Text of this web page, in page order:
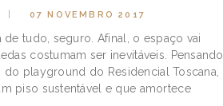
07 NOVEMBRO 2017
tudo, seguro. Afinal, o espaço vai
costumam ser inevitáveis. Pensando
do playground do Residencial Toscana,
piso sustentável e que amortece